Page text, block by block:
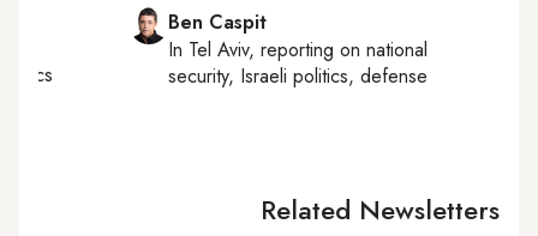
Ben Caspit
In Tel Aviv, reporting on national
security, Israeli politics, defense
Related Newsletters